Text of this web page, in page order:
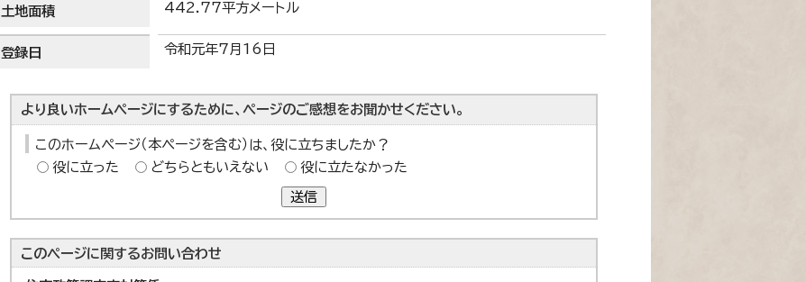
土地面積 442.77平方メートル
登録日 令和元年7月16日
より良いホームページにするために、ページのご感想をお聞かせください。
このホームページ（本ページを含む）は、役に立ちましたか？
役に立った
どちらともいえない 役に立たなかった
送信
このページに関するお問い合わせ